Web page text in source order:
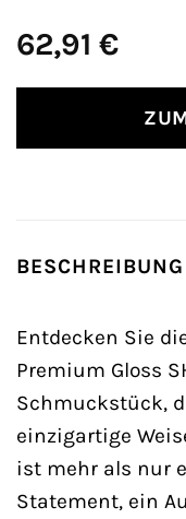
62,91 €
BESCHREIBUNG
Entdecken Sie
Premium Gloss
Schmuckstück,
einzigartige
ist mehr als nur
Statement, ein